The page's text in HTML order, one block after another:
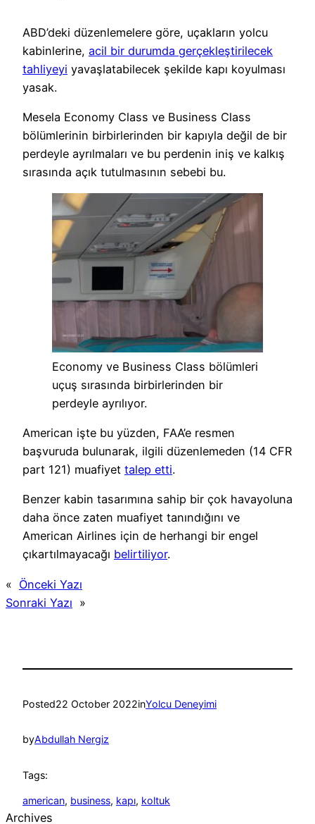
ABD’deki düzenlemelere göre, uçakların yolcu
kabinlerine, acil bir durumda gerçekleştirilecek
tahliyeyi yavaşlatabilecek şekilde kapı koyulması
yasak.
Mesela Economy Class ve Business Class
bölümlerinin birbirlerinden bir kapıyla değil de bir
perdeyle ayrılmaları ve bu perdenin iniş ve kalkış
sırasında açık tutulmasının sebebi bu.
Economy ve Business Class bölümleri
uçuş sırasında birbirlerinden bir
perdeyle ayrılıyor.
American işte bu yüzden, FAA’e resmen
başvuruda bulunarak, ilgili düzenlemeden (14 CFR
part 121) muafiyet talep etti.
Benzer kabin tasarımına sahip bir çok havayoluna
daha önce zaten muafiyet tanındığını ve
American Airlines için de herhangi bir engel
çıkartılmayacağı belirtiliyor.
« Önceki Yazı
Sonraki Yazı »
Posted22 October 2022inYolcu Deneyimi
byAbdullah Nergiz
Tags:
american, business, kapı, koltuk
Archives